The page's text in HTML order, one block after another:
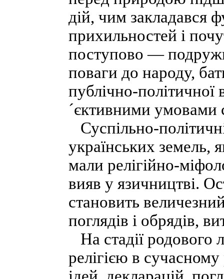
дій, чим закладався
прихильностей і
поступово —
поваги до народу,
публічно-
´єктивними умовами
Суспільно-
українських земель,
мали релігійно-
вияв у язичництві.
становить
поглядів і обрядів,
На стадії родового
релігією в